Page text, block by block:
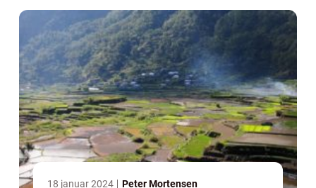
18 januar 2024 Peter Mortensen